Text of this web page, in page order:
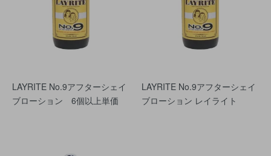
LAYRITE No.9アフターシェイ
ブローション 6個以上単価
LAYRITE No.9アフターシェイ
ブローション レイライト